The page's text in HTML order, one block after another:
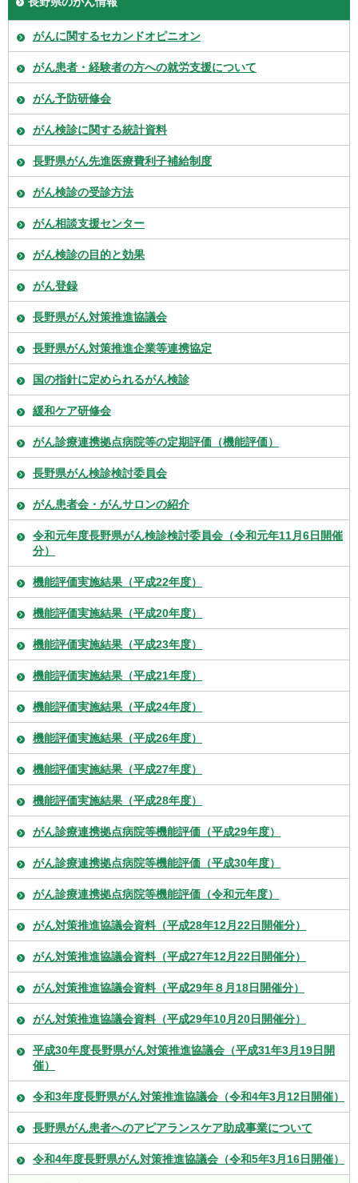
がんに関するセカンドオピニオン
がん患者・経験者の方への就労支援について
がん予防研修会
がん検診に関する統計資料
長野県がん先進医療費利子補給制度
がん検診の受診方法
がん相談支援センター
がん検診の目的と効果
がん登録
長野県がん対策推進協議会
長野県がん対策推進企業等連携協定
国の指針に定められるがん検診
緩和ケア研修会
がん診療連携拠点病院等の定期評価（機能評価）
長野県がん検診検討委員会
がん患者会・がんサロンの紹介
令和元年度長野県がん検診検討委員会（令和元年11月6日開催
分）
機能評価実施結果（平成22年度）
機能評価実施結果（平成20年度）
機能評価実施結果（平成23年度）
機能評価実施結果（平成21年度）
機能評価実施結果（平成24年度）
機能評価実施結果（平成26年度）
機能評価実施結果（平成27年度）
機能評価実施結果（平成28年度）
がん診療連携拠点病院等機能評価（平成29年度）
がん診療連携拠点病院等機能評価（平成30年度）
がん診療連携拠点病院等機能評価（令和元年度）
がん対策推進協議会資料（平成28年12月22日開催分）
がん対策推進協議会資料（平成27年12月22日開催分）
がん対策推進協議会資料（平成29年８月18日開催分）
がん対策推進協議会資料（平成29年10月20日開催分）
平成30年度長野県がん対策推進協議会（平成31年3月19日開
催）
令和3年度長野県がん対策推進協議会（令和4年3月12日開催）
長野県がん患者へのアピアランスケア助成事業について
令和4年度長野県がん対策推進協議会（令和5年3月16日開催）